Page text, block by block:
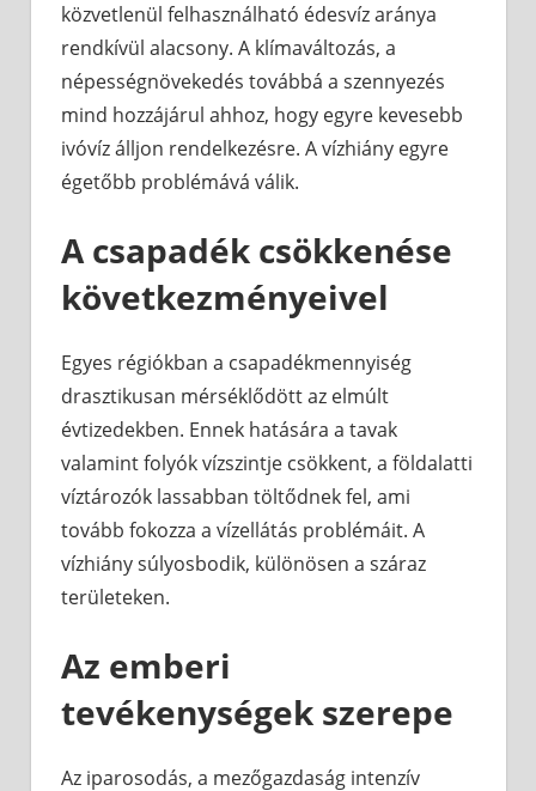
közvetlenül felhasználható édesvíz aránya
rendkívül alacsony. A klímaváltozás, a
népességnövekedés továbbá a szennyezés
mind hozzájárul ahhoz, hogy egyre kevesebb
ivóvíz álljon rendelkezésre. A vízhiány egyre
égetőbb problémává válik.
A csapadék csökkenése
következményeivel
Egyes régiókban a csapadékmennyiség
drasztikusan mérséklődött az elmúlt
évtizedekben. Ennek hatására a tavak
valamint folyók vízszintje csökkent, a földalatti
víztározók lassabban töltődnek fel, ami
tovább fokozza a vízellátás problémáit. A
vízhiány súlyosbodik, különösen a száraz
területeken.
Az emberi
tevékenységek szerepe
Az iparosodás, a mezőgazdaság intenzív